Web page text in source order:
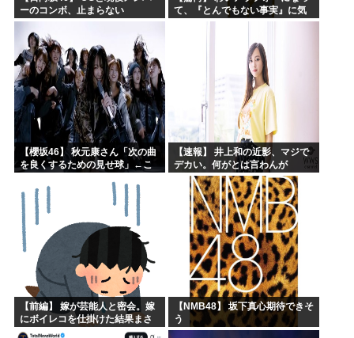
ーのコンボ、止まらない
て、『とんでもない事実』に気
づくｗｗｗｗｗｗｗ
【櫻坂46】 秋元康さん「次の曲
を良くするための見せ球」←こ
【速報】 井上和の近影、マジで
デカい。何がとは言わんが
【前編】 嫁が芸能人と密会。嫁
にボイレコを仕掛けた結果まさ
かの
【NMB48】 坂下真心期待できそ
う